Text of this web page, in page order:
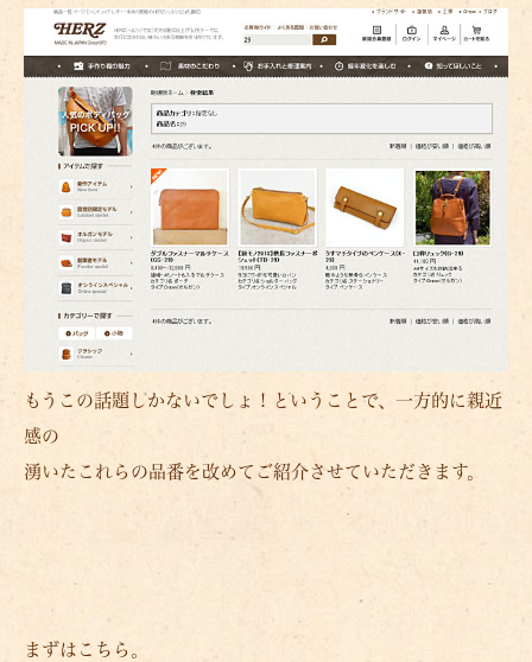
もうこの話題しかないでしょ！ということで、一方的に親近
感の
湧いたこれらの品番を改めてご紹介させていただきます。
まずはこちら。